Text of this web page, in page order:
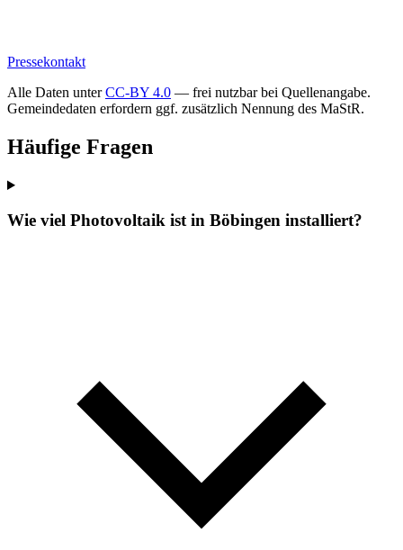
Pressekontakt
Alle Daten unterCC-BY 4.0 — frei nutzbar bei Quellenangabe.
Gemeindedaten erfordern ggf. zusätzlich Nennung des MaStR.
Häufige Fragen
Wie viel Photovoltaik ist in Böbingen installiert?